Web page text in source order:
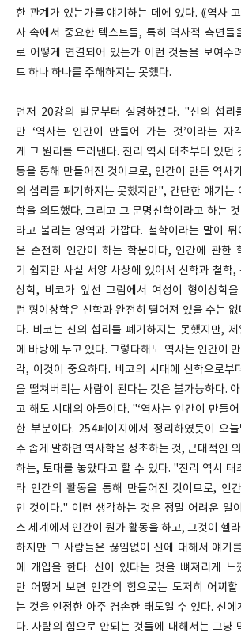
한 관계가 있는가를 얘기하는 데에 있다. ⟪역사
사 속에서 중요한 텍스트들, 특히 역사적 측면들
로 어떻게 연결되어 있는가 이런 것들을 보여주
트 하나 하나를 주해하지는 못했다.
먼저 20강의 발문부터 설명하겠다. "신의 섭리
만 ‘역사는 인간이 만들어 가는 것’이라는 자
게 그 원리를 드러낸다. 진리 역시 태초부터 있던
동을 통해 만들어진 것이므로, 인간이 만든 역사
의 섭리를 폐기하지는 못했지만", 간단한 얘기는
학을 의도했다. 그리고 그 문명신학이라고 하는
라고 불리는 영역과 가깝다. 철학이라는 말이
은 순전히 인간이 하는 학문이다, 인간에 관한
기 쉽지만 사실 서양 사상에 있어서 신학과 철학,
상학, 비코가 앞선 그림에서 여성이 형이상학
런 형이상학은 신학과 완전히 떨어져 있을 수는 없
다. 비코는 신의 섭리를 폐기하지는 못했지만,
에 바탕에 두고 있다. 그렇다해도 역사는 인간이
각, 이것이 중요하다. 비코의 시대에 신학으로부
을 떨쳐버리는 사람이 된다는 것은 불가능하다.
고 해도 시대의 아들이다. "‘역사는 인간이 만들
한 부분이다. 254페이지에서 정리하였듯이 오
주 좁게 말하면 역사학을 정초하는 것, 근대적인
하는, 토대를 놓았다고 할 수 있다. "진리 역시 태
라 인간의 활동을 통해 만들어진 것이므로, 인
인 것이다." 이런 생각하는 것은 정말 어려운 일
스 세계에서 인간이 뭔가 활동을 하고, 그것이 헬
하지만 그 사람들은 끊임없이 신에 대해서 얘기
에 개입을 한다. 신이 있다는 것을 뼈져리게 느
만 어떻게 보면 인간의 힘으로는 도저히 어찌
는 것을 인정한 아주 겸손한 태도일 수 있다. 신에
다. 사람의 힘으로 안되는 것들에 대해서는 그냥